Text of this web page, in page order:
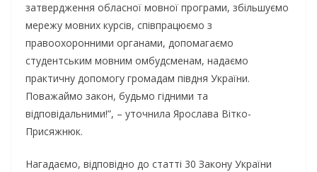
затвердження обласної мовної програми, збільшуємо
мережу мовних курсів, співпрацюємо з
правоохоронними органами, допомагаємо
студентським мовним омбудсменам, надаємо
практичну допомогу громадам півдня України.
Поважаймо закон, будьмо гідними та
відповідальними!”, – уточнила Ярослава Вітко-
Присяжнюк.
Нагадаємо, відповідно до статті 30 Закону України